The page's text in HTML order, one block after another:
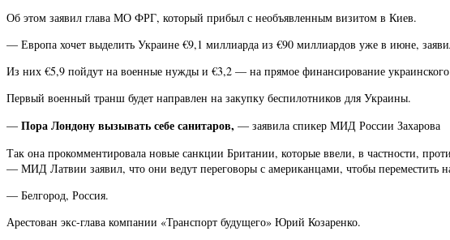
Об этом заявил глава МО ФРГ, который прибыл с необъявленным визитом в Киев.
— Европа хочет выделить Украине €9,1 миллиарда из €90 миллиардов уже в июне,
Из них €5,9 пойдут на военные нужды и €3,2 — на прямое финансирование
Первый военный транш будет направлен на закупку беспилотников для Украины.
— Пора Лондону вызывать себе санитаров, — заявила спикер МИД России Захарова
Так она прокомментировала новые санкции Британии, которые ввели, в частности,
— МИД Латвии заявил, что они ведут переговоры с американцами, чтобы переместить
— Белгород, Россия.
Арестован экс-глава компании «Транспорт будущего» Юрий Козаренко.